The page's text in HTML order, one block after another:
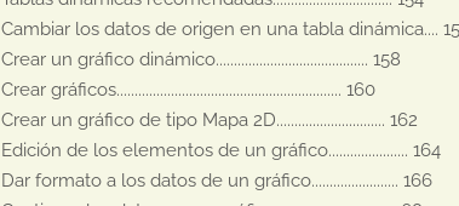
Cambiar los datos de origen en una tabla dinámica....
Crear un gráfico dinámico.......................................... 158
Crear gráficos.............................................................. 160
Crear un gráfico de tipo Mapa 2D.............................. 162
Edición de los elementos de un gráfico...................... 164
Dar formato a los datos de un gráfico........................ 166